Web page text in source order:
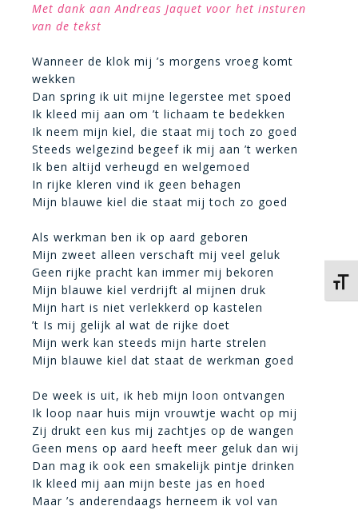
Met dank aan Andreas Jaquet voor het insturen
van de tekst
Wanneer de klok mij ’s morgens vroeg komt
wekken
Dan spring ik uit mijne legerstee met spoed
Ik kleed mij aan om ’t lichaam te bedekken
Ik neem mijn kiel, die staat mij toch zo goed
Steeds welgezind begeef ik mij aan ’t werken
Ik ben altijd verheugd en welgemoed
In rijke kleren vind ik geen behagen
Mijn blauwe kiel die staat mij toch zo goed
Als werkman ben ik op aard geboren
Mijn zweet alleen verschaft mij veel geluk
Geen rijke pracht kan immer mij bekoren
Mijn blauwe kiel verdrijft al mijnen druk
Mijn hart is niet verlekkerd op kastelen
’t Is mij gelijk al wat de rijke doet
Mijn werk kan steeds mijn harte strelen
Mijn blauwe kiel dat staat de werkman goed
De week is uit, ik heb mijn loon ontvangen
Ik loop naar huis mijn vrouwtje wacht op mij
Zij drukt een kus mij zachtjes op de wangen
Geen mens op aard heeft meer geluk dan wij
Dan mag ik ook een smakelijk pintje drinken
Ik kleed mij aan mijn beste jas en hoed
Maar ’s anderendaags herneem ik vol van